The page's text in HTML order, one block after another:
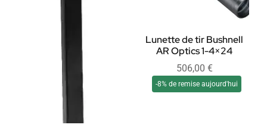
Lunette de tir Bushnell
AR Optics 1-4×24
506,00 €
-8% de remise aujourd'hui